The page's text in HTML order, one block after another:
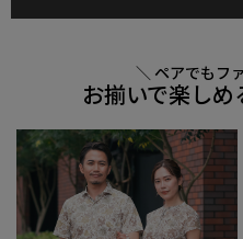
＼ ペアでもフ
お揃いで楽し